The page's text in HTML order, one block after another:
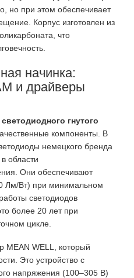
но при этом обеспечивает
Корпус изготовлен из
что
начинка:
и драйверы
светодиодного гнутого
компоненты. В
немецкого бренда
области
Они обеспечивают
Лм/Вт) при минимальном
светодиодов
более 20 лет при
цикле.
MEAN WELL, который
Это устройство с
напряжения (100–305 В)